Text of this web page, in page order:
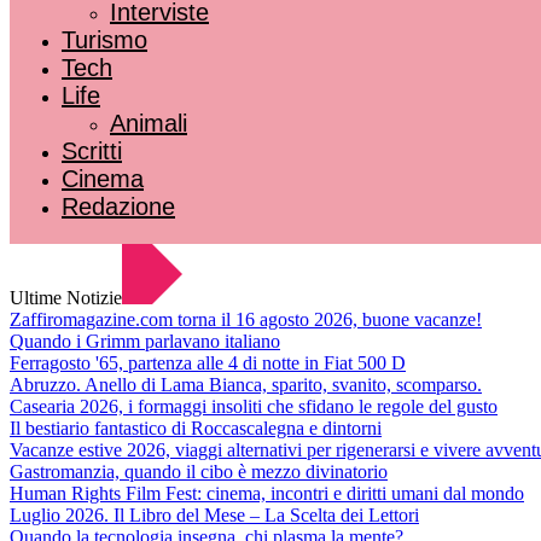
Interviste
Turismo
Tech
Life
Animali
Scritti
Cinema
Redazione
Ultime Notizie
Zaffiromagazine.com torna il 16 agosto 2026, buone vacanze!
Quando i Grimm parlavano italiano
Ferragosto '65, partenza alle 4 di notte in Fiat 500 D
Abruzzo. Anello di Lama Bianca, sparito, svanito, scomparso.
Casearia 2026, i formaggi insoliti che sfidano le regole del gusto
Il bestiario fantastico di Roccascalegna e dintorni
Vacanze estive 2026, viaggi alternativi per rigenerarsi e vivere
Gastromanzia, quando il cibo è mezzo divinatorio
Human Rights Film Fest: cinema, incontri e diritti umani dal mondo
Luglio 2026. Il Libro del Mese – La Scelta dei Lettori
Quando la tecnologia insegna, chi plasma la mente?